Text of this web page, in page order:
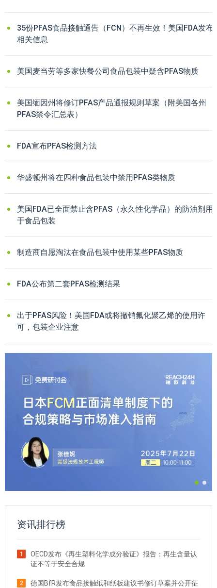
35份PFAS食品接触通告（FCN）不再生效！美国FDA发布
相关信息
美国麦当劳等多家快餐公司食品包装中疑含PFAS物质
美国缅因州将修订PFAS产品通报规则草案（附美国各州
PFAS禁令汇总表）
FDA宣布PFAS检测方法
华盛顿州将在四种食品包装中禁用PFAS类物质
美国FDA已全面禁止含PFAS（永久性化学品）的防油剂用
于食品包装
制造商自愿淘汰在食品包装中使用某些PFAS物质
FDA公布第二套PFAS检测结果
出于PFAS风险！美国FDA或将撤销氟化聚乙烯的使用许
可，包装企业注意
资讯排行榜
1
OECD发布《再生塑料化学成分验证》报告：再生含量认
证不等于安全合规
2
德国BfR发布食品接触纸和纸板建议书修订草案并公开征